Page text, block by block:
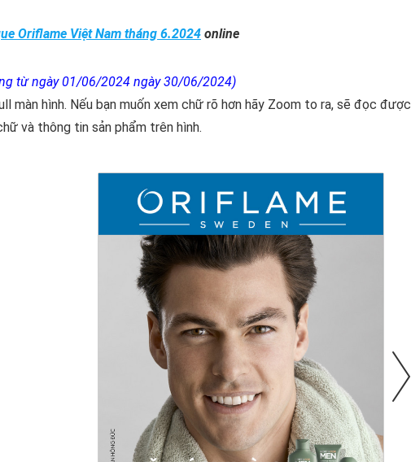
Oriflame Việt Nam tháng 6.2024 online
từ ngày 01/06/2024 ngày 30/06/2024)
màn hình. Nếu bạn muốn xem chữ rõ hơn hãy Zoom to ra, sẽ đọc được
và thông tin sản phẩm trên hình.